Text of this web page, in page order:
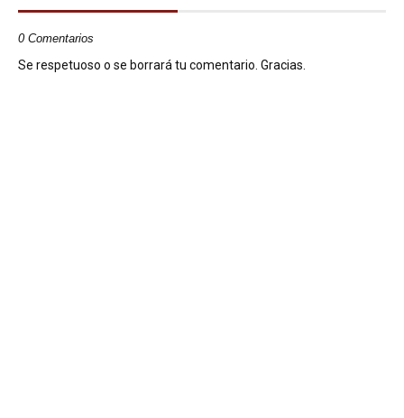
0 Comentarios
Se respetuoso o se borrará tu comentario. Gracias.